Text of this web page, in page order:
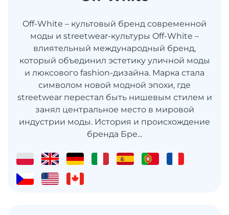
Off-White – культовый бренд современной
моды и streetwear-культуры Off-White –
влиятельный международный бренд,
который объединил эстетику уличной моды
и люксового fashion-дизайна. Марка стала
символом новой модной эпохи, где
streetwear перестал быть нишевым стилем и
занял центральное место в мировой
индустрии моды. История и происхождение
бренда Бре...